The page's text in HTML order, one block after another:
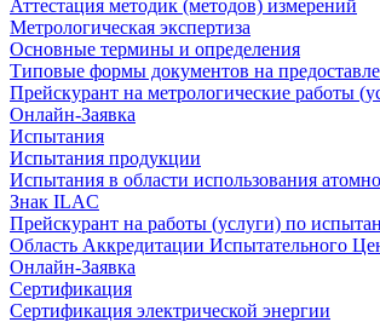
Аттестация методик (методов) измерений
Метрологическая экспертиза
Основные термины и определения
Типовые формы документов на
Прейскурант на метрологические работы
Онлайн-Заявка
Испытания
Испытания продукции
Испытания в области использования
Знак ILAC
Прейскурант на работы (услуги) по
Область Аккредитации Испытательного
Онлайн-Заявка
Сертификация
Сертификация электрической энергии